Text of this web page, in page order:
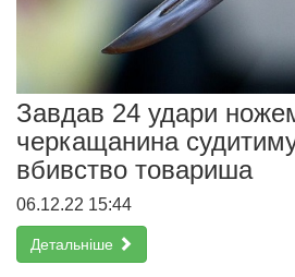
Завдав 24 удари
черкащанина
вбивство товариша
06.12.22 15:44
Детальніше